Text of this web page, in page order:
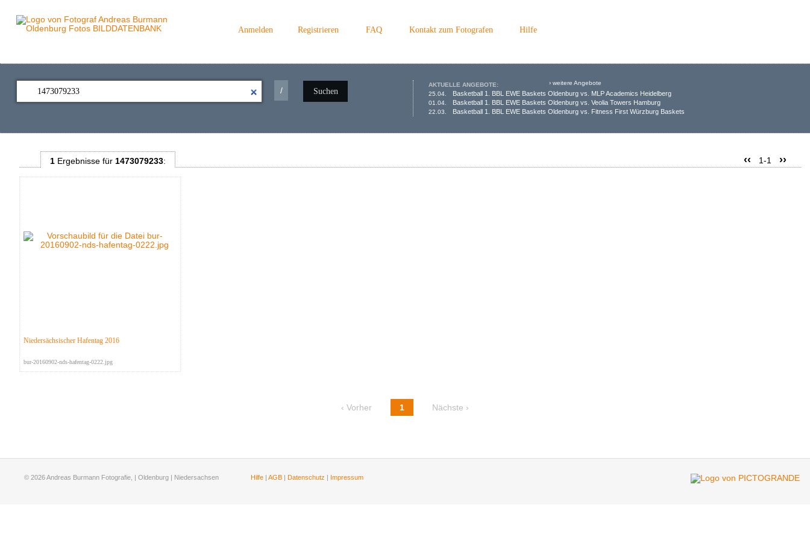
Anmelden Registrieren FAQ Kontakt zum Fotografen Hilfe
/ Suchen
› weitere Angebote
AKTUELLE ANGEBOTE:
25.04.
Basketball 1. BBL EWE Baskets Oldenburg vs. MLP Academics Heidelberg
01.04. Basketball 1. BBL EWE Baskets Oldenburg vs. Veolia Towers Hamburg
22.03. Basketball 1. BBL EWE Baskets Oldenburg vs. Fitness First Würzburg Baskets
1Ergebnisse für 1473079233: ‹‹ 1-1 ››
Niedersächsischer Hafentag 2016
bur-20160902-nds-hafentag-0222.jpg
‹ Vorher 1 Nächste ›
© 2026 Andreas Burmann Fotografie, | Oldenburg | Niedersachsen Hilfe AGB Datenschutz Impressum